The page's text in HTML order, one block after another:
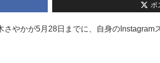
ポ
さやかが5月28日までに、自身のInstagram